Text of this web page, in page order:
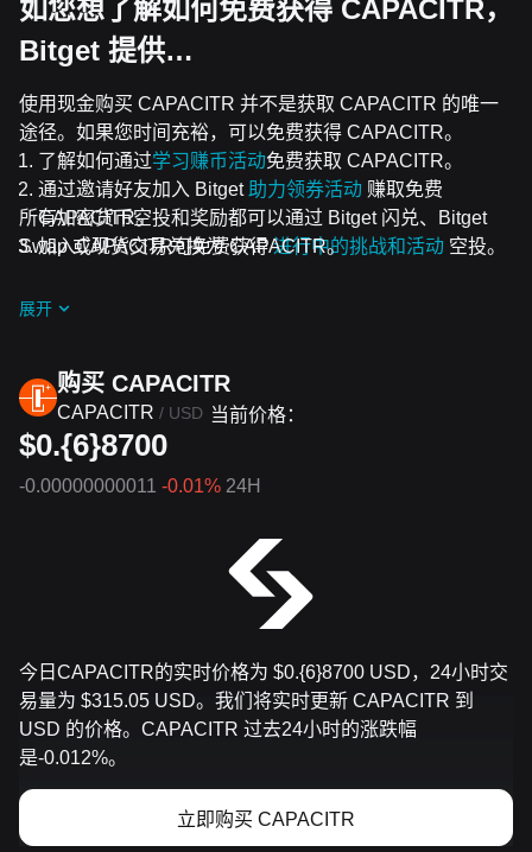
如您想了解如何免费获得 CAPACITR，
Bitget 提供…
使用现金购买 CAPACITR 并不是获取 CAPACITR 的唯一
途径。如果您时间充裕，可以免费获得 CAPACITR。
了解如何通过学习赚币活动免费获取 CAPACITR。
通过邀请好友加入 Bitget 助力领券活动 赚取免费
CAPACITR。
加入CAPACITR可免费获得进行中的挑战和活动 空投。
所有加密货币空投和奖励都可以通过 Bitget 闪兑、Bitget
Swap 或现货交易兑换为 CAPACITR。
展开
购买 CAPACITR
CAPACITR / USD 当前价格：
$0.{6}8700
-0.00000000011 -0.01% 24H
今日CAPACITR的实时价格为 $0.{​6}8700 USD，24小时交
易量为 $315.05 USD。我们将实时更新 CAPACITR 到
USD 的价格。CAPACITR 过去24小时的涨跌幅
是-0.012%。
立即购买 CAPACITR